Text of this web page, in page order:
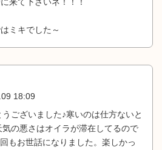
ミキでした～
18:09
ございました♪寒いのは仕方ないと
の悪さはオイラが滞在してるので
もお世話になりました。楽しかっ